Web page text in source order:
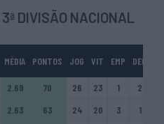
DIVISÃO NACIONAL
MÉDIA PONTOS JOG VIT EMP DER
2.69 70 26 23 1 2
2.63 63 24 20 3 1